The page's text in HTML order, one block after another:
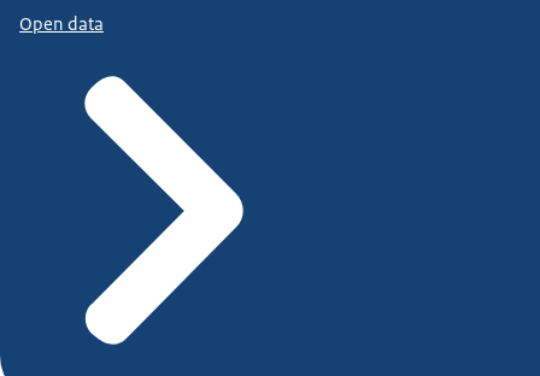
Open data